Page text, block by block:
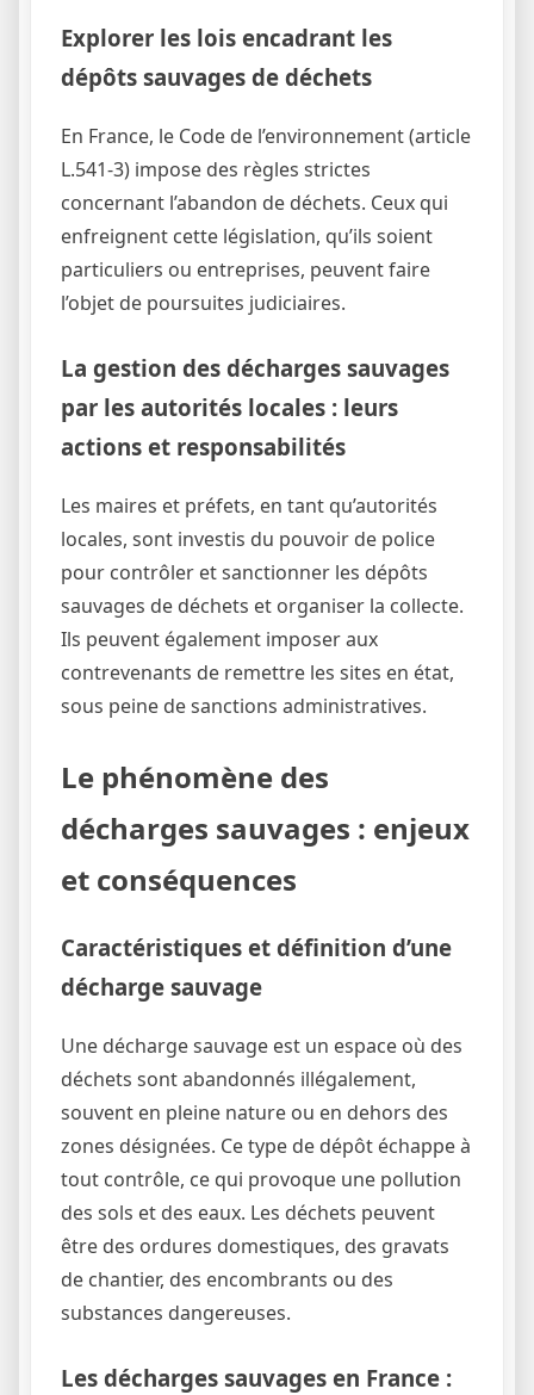
Explorer les lois encadrant les
dépôts sauvages de déchets
En France, le Code de l’environnement (article
L.541-3) impose des règles strictes
concernant l’abandon de déchets. Ceux qui
enfreignent cette législation, qu’ils soient
particuliers ou entreprises, peuvent faire
l’objet de poursuites judiciaires.
La gestion des décharges sauvages
par les autorités locales : leurs
actions et responsabilités
Les maires et préfets, en tant qu’autorités
locales, sont investis du pouvoir de police
pour contrôler et sanctionner les dépôts
sauvages de déchets et organiser la collecte.
Ils peuvent également imposer aux
contrevenants de remettre les sites en état,
sous peine de sanctions administratives.
Le phénomène des
décharges sauvages : enjeux
et conséquences
Caractéristiques et définition d’une
décharge sauvage
Une décharge sauvage est un espace où des
déchets sont abandonnés illégalement,
souvent en pleine nature ou en dehors des
zones désignées. Ce type de dépôt échappe à
tout contrôle, ce qui provoque une pollution
des sols et des eaux. Les déchets peuvent
être des ordures domestiques, des gravats
de chantier, des encombrants ou des
substances dangereuses.
Les décharges sauvages en France :